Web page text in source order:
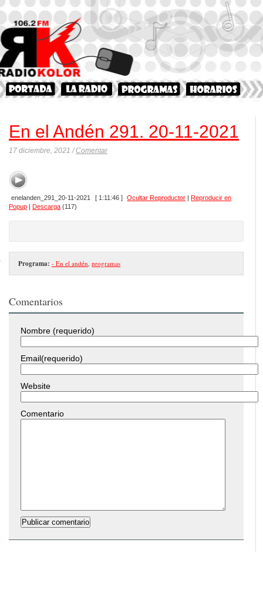
En el Andén 291. 20-11-2021
17 diciembre, 2021 /Comentar
enelanden_291_20-11-2021 [ 1:11:46 ] Ocultar Reproductor |Reproducir en
Popup | Descarga (117)
Programa: - En el andén programas
Comentarios
Nombre (requerido)
Email(requerido)
Website
Comentario